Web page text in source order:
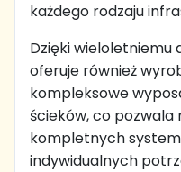
każdego rodzaju
Dzięki wieloletniemu
oferuje również
kompleksowe
ścieków, co pozwala
kompletnych
indywidualnych